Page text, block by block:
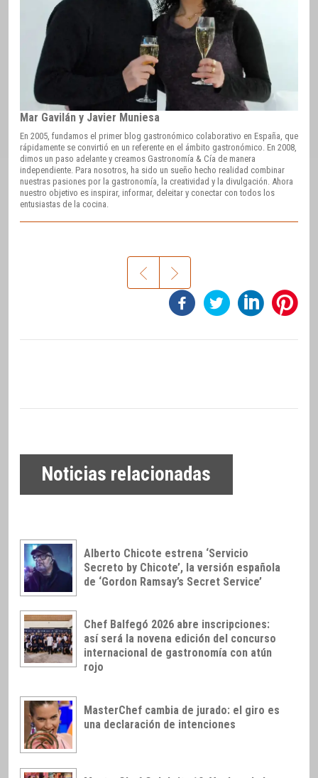
Mar Gavilán y Javier Muniesa
En 2005, fundamos el primer blog gastronómico colaborativo en España, que
rápidamente se convirtió en un referente en el ámbito gastronómico. En 2008,
dimos un paso adelante y creamos Gastronomía & Cía de manera
independiente. Para nosotros, ha sido un sueño hecho realidad combinar
nuestras pasiones por la gastronomía, la creatividad y la divulgación. Ahora
nuestro objetivo es inspirar, informar, deleitar y conectar con todos los
entusiastas de la cocina.
Noticias relacionadas
Alberto Chicote estrena ‘Servicio
Secreto by Chicote’, la versión española
de ‘Gordon Ramsay’s Secret Service’
Chef Balfegó 2026 abre inscripciones:
así será la novena edición del concurso
internacional de gastronomía con atún
rojo
MasterChef cambia de jurado: el giro es
una declaración de intenciones